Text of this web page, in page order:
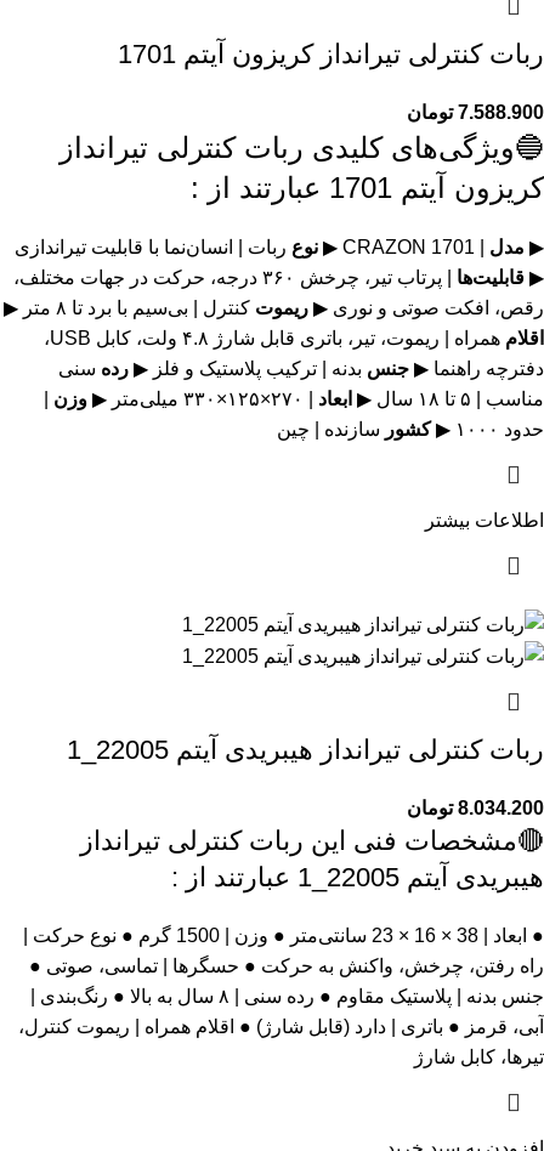
ربات کنترلی تیرانداز کریزون آیتم 1701
7.588.900 تومان
🔵ویژگی‌های کلیدی ربات کنترلی تیرانداز
کریزون آیتم 1701 عبارتند از :
▶ مدل نوع ربات | انسان‌نما با قابلیت تیراندازی
▶ قابلیت‌ها
| پرتاب تیر، چرخش ۳۶۰ درجه، حرکت در جهات مختلف،
رقص، افکت صوتی و نوری ▶ ریموت کنترل | بی‌سیم با برد تا ۸ متر ▶
اقلام
همراه | ریموت، تیر، باتری قابل شارژ ۴.۸ ولت، کابل USB،
دفترچه راهنما ▶ جنس بدنه | ترکیب پلاستیک و فلز ▶ رده سنی
مناسب | ۵ تا ۱۸ سال ▶
ابعاد وزن
حدود ۱۰۰۰ ▶
کشور سازنده | چین
اطلاعات بیشتر
ربات کنترلی تیرانداز هیبریدی آیتم 22005_1
8.034.200 تومان
🔴مشخصات فنی این ربات کنترلی تیرانداز
هیبریدی آیتم 22005_1 عبارتند از :
● ابعاد | 38 × 16 × 23 سانتی‌متر ● وزن | 1500 گرم ● نوع حرکت |
راه رفتن، چرخش، واکنش به حرکت ● حسگرها | تماسی، صوتی ●
جنس بدنه | پلاستیک مقاوم ● رده سنی | ۸ سال به بالا ● رنگ‌بندی |
آبی، قرمز ● باتری | دارد (قابل شارژ) ● اقلام همراه | ریموت کنترل،
تیرها، کابل شارژ